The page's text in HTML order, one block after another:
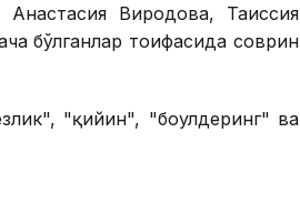
Виродова, Таиссия
бўлганлар тоифасида соврин
"қийин", "боулдеринг" ва